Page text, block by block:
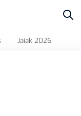
Jaiak 2026